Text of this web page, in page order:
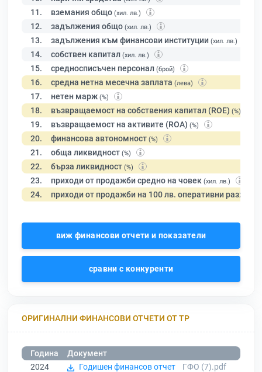
11. вземания общо (хил. лв.)
12. задължения общо (хил. лв.)
13. задължения към финансови институции (хил. лв.)
14. собствен капитал (хил. лв.)
15. средносписъчен персонал (брой)
16. средна нетна месечна заплата (лева)
17. нетен марж (%)
18. възвращаемост на собствения капитал (ROE) (%)
19. възвращаемост на активите (ROA) (%)
20. финансова автономност (%)
21. обща ликвидност (%)
22. бърза ликвидност (%)
23. приходи от продажби средно на човек (хил. лв.)
24. приходи от продажби на 100 лв. оперативни разходи
виж финансови отчети и показатели
сравни с конкуренти
ОРИГИНАЛНИ ФИНАНСОВИ ОТЧЕТИ ОТ ТР
Година
Документ
2024
Годишен финансов отчет
ГФО (7).pdf